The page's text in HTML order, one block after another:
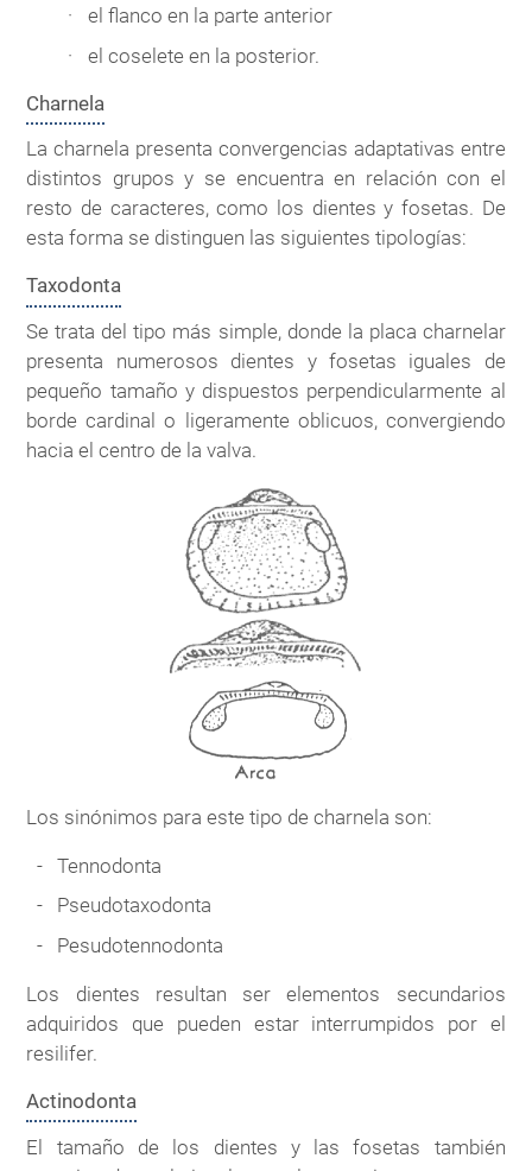
el flanco en la parte anterior
el coselete en la posterior.
Charnela
La charnela presenta convergencias adaptativas entre
distintos grupos y se encuentra en relación con el
resto de caracteres, como los dientes y fosetas. De
esta forma se distinguen las siguientes tipologías:
Taxodonta
Se trata del tipo más simple, donde la placa charnelar
presenta numerosos dientes y fosetas iguales de
pequeño tamaño y dispuestos perpendicularmente al
borde cardinal o ligeramente oblicuos, convergiendo
hacia el centro de la valva.
Los sinónimos para este tipo de charnela son:
Tennodonta
Pseudotaxodonta
Pesudotennodonta
Los dientes resultan ser elementos secundarios
adquiridos que pueden estar interrumpidos por el
resilifer.
Actinodonta
El tamaño de los dientes y las fosetas también